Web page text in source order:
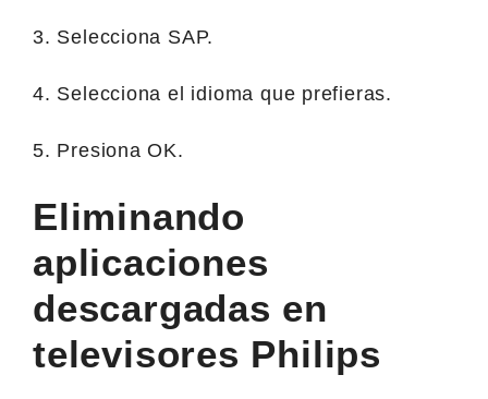
3. Selecciona SAP.
4. Selecciona el idioma que prefieras.
5. Presiona OK.
Eliminando
aplicaciones
descargadas en
televisores Philips